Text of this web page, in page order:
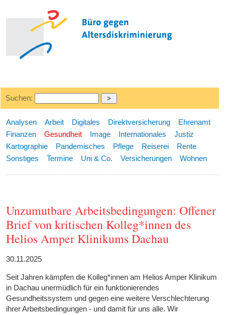
Suchen:
Analysen Arbeit Digitales Direktversicherung
Ehrenamt
Finanzen
Gesundheit Image Internationales
Justiz
Kartographie
Pandemisches Pflege Reiserei
Rente
Sonstiges
Termine Uni & Co. Versicherungen Wohnen
Unzumutbare Arbeitsbedingungen: Offener
Brief von kritischen Kolleg*innen des
Helios Amper Klinikums Dachau
30.11.2025
Seit Jahren kämpfen die Kolleg*innen am Helios Amper Klinikum
in Dachau unermüdlich für ein funktionierendes
Gesundheitssystem und gegen eine weitere Verschlechterung
ihrer Arbeitsbedingungen - und damit für uns alle. Wir